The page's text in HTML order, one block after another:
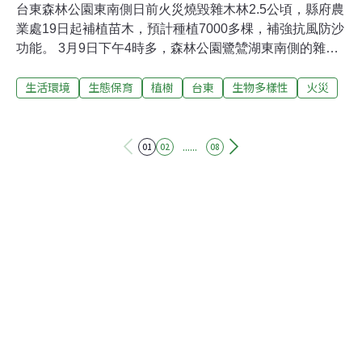
台東森林公園東南側日前火災燒毀雜木林2.5公頃，縣府農
業處19日起補植苗木，預計種植7000多棵，補強抗風防沙
功能。 3月9日下午4時多，森林公園鷺鷥湖東南側的雜木
強風助長下迅速延燒，直到7點多才確定撲滅殘火，估計
3月植樹月種下大葉桃花心木1370棵、無患子125棵、樟樹
生活環境 生態保育 植樹 台東 生物多樣性 火災
01 02 ...... 08